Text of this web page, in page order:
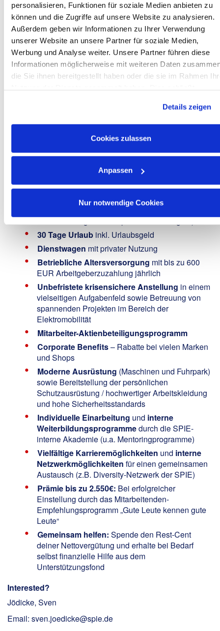
personalisieren, Funktionen für soziale Medien anbieten zu
können und die Zugriffe auf unsere Website zu analysieren.
Außerdem geben wir Informationen zu Ihrer Verwendung
unserer Website an unsere Partner für soziale Medien,
Werbung und Analyse weiter. Unsere Partner führen diese
Informationen möglicherweise mit weiteren Daten
die Sie ihnen bereitgestellt haben oder die sie im Rahmen
Alle weiteren Informationen zu Cookies finden Sie in unseren
Datenschutzhinweisen.
Details zeigen
Cookies zulassen
Anpassen
Nur notwendige Cookies
Abgeschlossene Ausbildung im
elektrotechnischen Bereich (z.B. Elektroniker /
Elektriker m/w/d) mit Meister- bzw.
Technikerabschluss
Mehrjährige Berufserfahrung im Bereich Elektro /
Energieversorgung, bestenfalls im Bereich der
erneuerbaren Energien oder Elektromobilität und
erste Erfahrung als Bauleiter
Führerschein der Klasse B und Reisebereitschaft
erforderlich
Serviceorientiertes Auftreten und
verantwortungsbewusste Arbeitsweise sowie
Erreichung der Projektziele im Team
We Offer:
nach IG Metall-Tarif (inkl.
Zusatzleistungen wie bspw. Weihnachtsgeld)
30 Tage Urlaub inkl. Urlaubsgeld
Dienstwagen mit privater Nutzung
Betriebliche Altersversorgung mit bis zu 600
EUR Arbeitgeberzuzahlung jährlich
Unbefristete krisensichere Anstellung in einem
vielseitigen Aufgabenfeld sowie Betreuung von
spannenden Projekten im Bereich der
Elektromobilität
Mitarbeiter-Aktienbeteiligungsprogramm
Corporate Benefits– Rabatte bei vielen Marken
und Shops
Moderne Ausrüstung (Maschinen und Fuhrpark)
sowie Bereitstellung der persönlichen
Schutzausrüstung / hochwertiger Arbeitskleidung
und hohe Sicherheitsstandards
Individuelle Einarbeitung und interne
Weiterbildungsprogrammedurch die SPIE-
interne Akademie (u.a. Mentoringprogramme)
Vielfältige Karrieremöglichkeiten und interne
Netzwerkmöglichkeiten für einen gemeinsamen
Austausch (z.B. Diversity-Netzwerk der SPIE)
Prämie bis zu 2.550€: Bei erfolgreicher
Einstellung durch das Mitarbeitenden-
Empfehlungsprogramm „Gute Leute kennen gute
Leute“
Gemeinsam helfen: Spende den Rest-Cent
deiner Nettovergütung und erhalte bei Bedarf
selbst finanzielle Hilfe aus dem
Unterstützungsfond
Interested?
Jödicke, Sven
Email: sven.joedicke@spie.de